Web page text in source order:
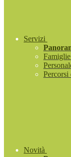
Servizi
Percorsi
Novità